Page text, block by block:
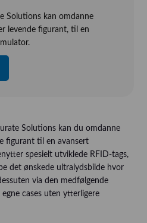
Solutions kan omdanne
levende figurant, til en
Solutions kan du omdanne
figurant til en avansert
spesielt utviklede RFID-tags,
det ønskede ultralydsbilde hvor
via den medfølgende
cases uten ytterligere